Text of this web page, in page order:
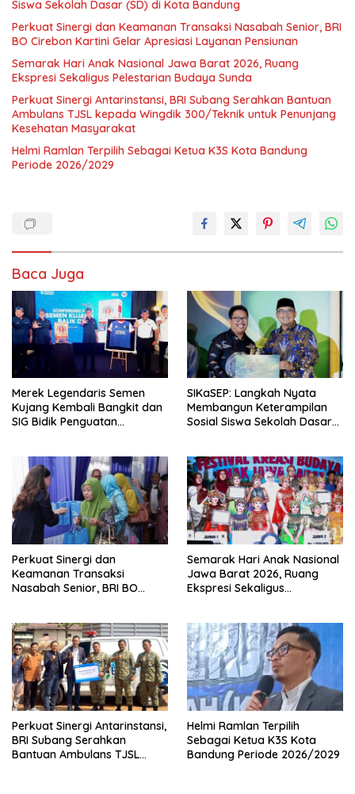
Siswa Sekolah Dasar (SD) di Kota Bandung
Perkuat Sinergi dan Keamanan Transaksi Nasabah Senior, BRI
BO Cirebon Kartini Gelar Apresiasi Layanan Pensiunan
Semarak Hari Anak Nasional Jawa Barat 2026, Ruang
Ekspresi Sekaligus Pelestarian Budaya Sunda
Perkuat Sinergi Antarinstansi, BRI Subang Serahkan Bantuan
Ambulans TJSL kepada Wingdik 300/Teknik untuk Penunjang
Kesehatan Masyarakat
Helmi Ramlan Terpilih Sebagai Ketua K3S Kota Bandung
Periode 2026/2029
Baca Juga
Merek Legendaris Semen
Kujang Kembali Bangkit dan
SIG Bidik Penguatan
SIKaSEP: Langkah Nyata
Membangun Keterampilan
Sosial Siswa Sekolah Dasar
Perkuat Sinergi dan
Keamanan Transaksi
Nasabah Senior, BRI BO
Semarak Hari Anak Nasional
Jawa Barat 2026, Ruang
Ekspresi Sekaligus
Perkuat Sinergi Antarinstansi,
BRI Subang Serahkan
Bantuan Ambulans TJSL
Helmi Ramlan Terpilih
Sebagai Ketua K3S Kota
Bandung Periode 2026/2029